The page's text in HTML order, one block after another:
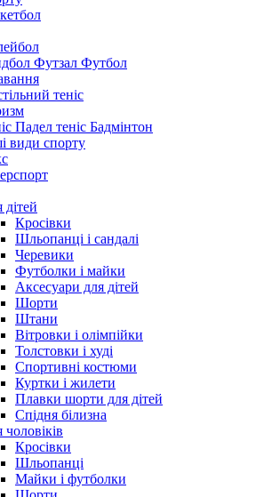
Футзал Футбол
теніс
Падел теніс Бадмінтон
види спорту
дітей
Кросівки
Шльопанці і сандалі
Черевики
Футболки і майки
Аксесуари для дітей
Шорти
Штани
Вітровки і олімпійки
Толстовки і худі
Спортивні костюми
Куртки і жилети
Плавки шорти для дітей
Спідня білизна
чоловіків
Кросівки
Шльопанці
Майки і футболки